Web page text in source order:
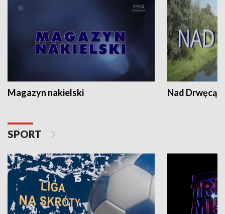
Magazyn nakielski Nad Drwęcą
SPORT